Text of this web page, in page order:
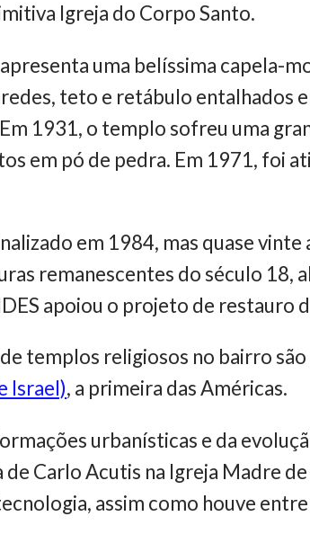
Igreja do Corpo Santo.
uma belíssima capela-
teto e retábulo entalhados
1931, o templo sofreu uma
em pó de pedra. Em 1971, foi
em 1984, mas quase
remanescentes do século 18,
apoiou o projeto de restauro
templos religiosos no bairro são
Israel), a primeira das Américas.
urbanísticas e da
de Carlo Acutis na Igreja Madre
assim como houve